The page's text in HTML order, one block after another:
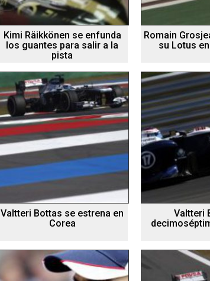
Kimi Räikkönen se enfunda
los guantes para salir a la
pista
Romain
su Lotus
Valtteri Bottas se estrena en
Corea
Valtteri